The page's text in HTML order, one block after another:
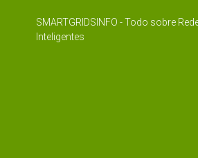
SMARTGRIDSINFO - Todo sobre
Inteligentes